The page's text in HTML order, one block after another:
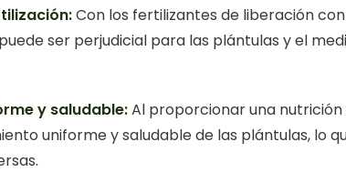
Con los fertilizantes de liberación
ser perjudicial para las plántulas y el
y saludable:Al proporcionar una
uniforme y saludable de las plántulas, lo